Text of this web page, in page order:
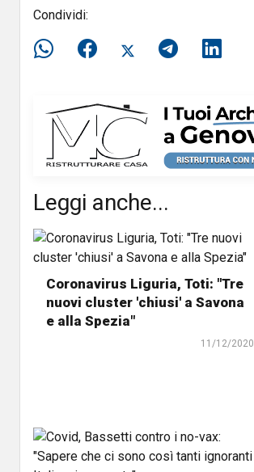
Condividi:
Leggi anche...
Coronavirus Liguria, Toti: "Tre
nuovi cluster 'chiusi' a Savona
e alla Spezia"
11/12/2020